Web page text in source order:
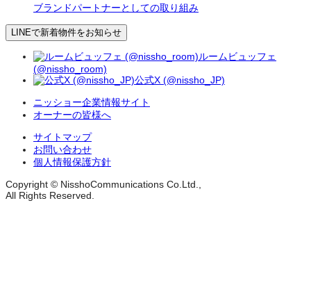
ブランドパートナーとしての取り組み
LINEで新着物件をお知らせ
ルームビュッフェ
(@nissho_room)
公式X (@nissho_JP)
ニッショー企業情報サイト
オーナーの皆様へ
サイトマップ
お問い合わせ
個人情報保護方針
Copyright © NisshoCommunications Co.Ltd.,
All Rights Reserved.